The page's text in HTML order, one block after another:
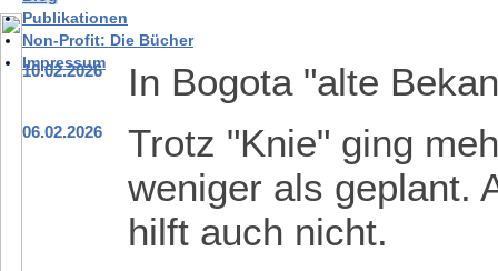
Publikationen
Non-Profit: Die Bücher
Impressum
10.02.2026 In Bogota "alte
06.02.2026
Trotz "Knie" ging
weniger als geplant.
hilft auch nicht.